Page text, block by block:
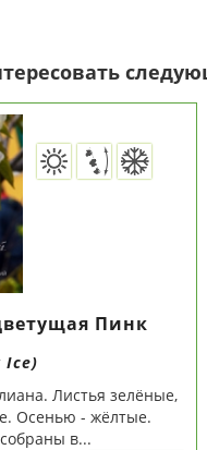
Пинк
Ice)
Листья зелёные,
Осенью - жёлтые.
в...